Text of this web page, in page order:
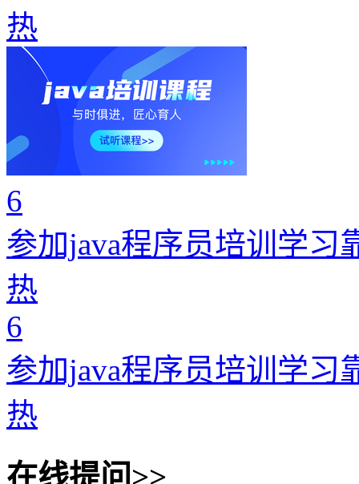
热
6
参加java程序员培训学习
热
6
参加java程序员培训学习
热
在线提问>>